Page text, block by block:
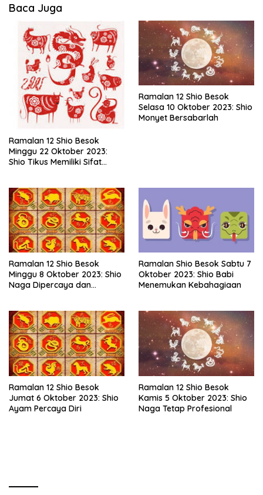
Baca Juga
Ramalan 12 Shio Besok
Minggu 22 Oktober 2023:
Shio Tikus Memiliki Sifat
Ramalan 12 Shio Besok
Selasa 10 Oktober 2023: Shio
Monyet Bersabarlah
Ramalan 12 Shio Besok
Minggu 8 Oktober 2023: Shio
Naga Dipercaya dan
Ramalan Shio Besok Sabtu 7
Oktober 2023: Shio Babi
Menemukan Kebahagiaan
Ramalan 12 Shio Besok
Jumat 6 Oktober 2023: Shio
Ayam Percaya Diri
Ramalan 12 Shio Besok
Kamis 5 Oktober 2023: Shio
Naga Tetap Profesional